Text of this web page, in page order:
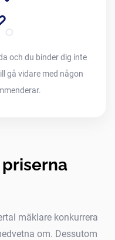
och du binder dig inte
gå vidare med någon
priserna
mäklare konkurrera
om. Dessutom